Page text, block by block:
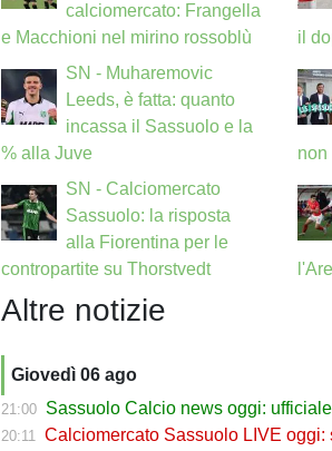
calciomercato: Frangella
e Macchioni nel mirino rossoblù
il
SN - Muharemovic
Leeds, è fatta: quanto
incassa il Sassuolo e la
% alla Juve
non
SN - Calciomercato
Sassuolo: la risposta
alla Fiorentina per le
contropartite su Thorstvedt
Altre notizie
Giovedì 06 ago
21:00 Sassuolo Calcio news oggi: ufficiale il ritorno di
20:11 Calciomercato Sassuolo LIVE oggi: spuntano